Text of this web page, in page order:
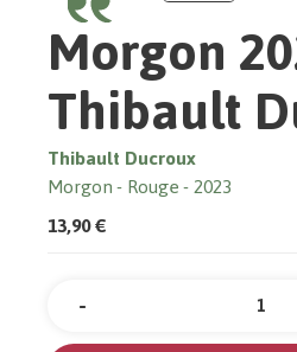
Morgon
Thibault
Thibault Ducroux
Morgon Rouge 2023
13,90 €
Quantité
-